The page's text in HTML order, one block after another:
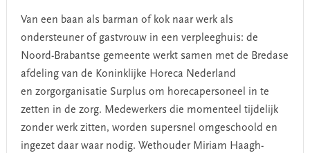
Van een baan als barman of kok naar werk als
ondersteuner of gastvrouw in een verpleeghuis: de
Noord-Brabantse gemeente werkt samen met de Bredase
afdeling van de Koninklijke Horeca Nederland
en zorgorganisatie Surplus om horecapersoneel in te
zetten in de zorg. Medewerkers die momenteel tijdelijk
zonder werk zitten, worden supersnel omgeschoold en
ingezet daar waar nodig. Wethouder Miriam Haagh-